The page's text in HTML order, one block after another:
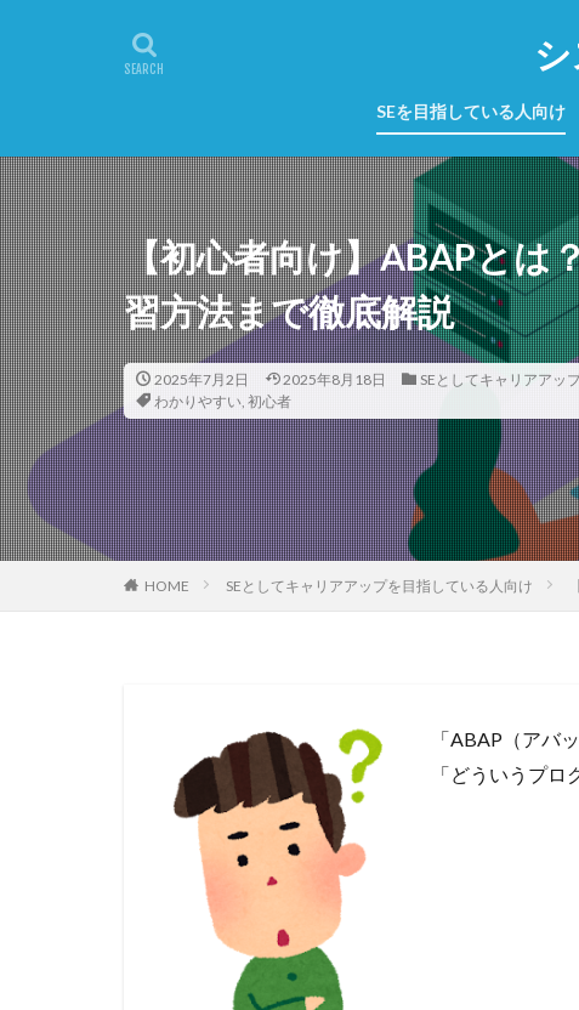
SEを目指している人向け
【初心者向け】ABAPとは
習方法まで徹底解説
2025年7月2日 2025年8月18日 SEとしてキャリアアッ
わかりやすい, 初心者
HOME SEとしてキャリアアップを目指している人向け
「ABAP（アバ
「どういうプロ